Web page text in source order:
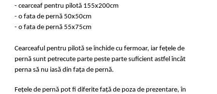
- cearceaf pentru pilotă 155x200cm
- o fata de pernă 50x50cm
- o fata de pernă 55x75cm
Cearceaful pentru pilotă se închide cu fermoar, iar fețele de
pernă sunt petrecute parte peste parte suficient astfel încât
perna să nu iasă din fața de pernă.
Fețele de pernă pot fi diferite față de poza de prezentare, în